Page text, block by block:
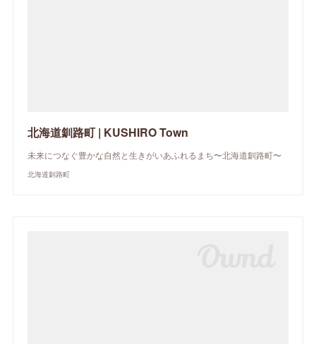
北海道釧路町 | KUSHIRO Town
未来につなぐ豊かな自然と生きがいあふれるまち〜北海道釧路町〜
北海道釧路町